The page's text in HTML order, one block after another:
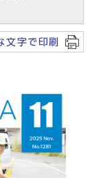
文字で印刷